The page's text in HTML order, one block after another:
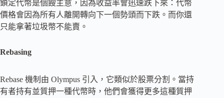
鎖定代幣是個餿主意，因為收益率會迅速跌下來：代幣
價格會因為所有人離開轉向下一個勢頭而下跌。而你還
只能拿著垃圾幣不能賣。
Rebasing
Rebase 機制由 Olympus 引入，它類似於股票分割。當持
有者持有並質押一種代幣時，他們會獲得更多這種質押